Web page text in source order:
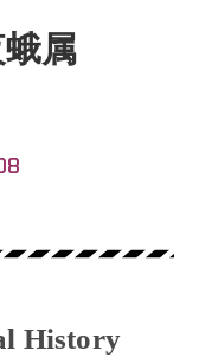
属
History